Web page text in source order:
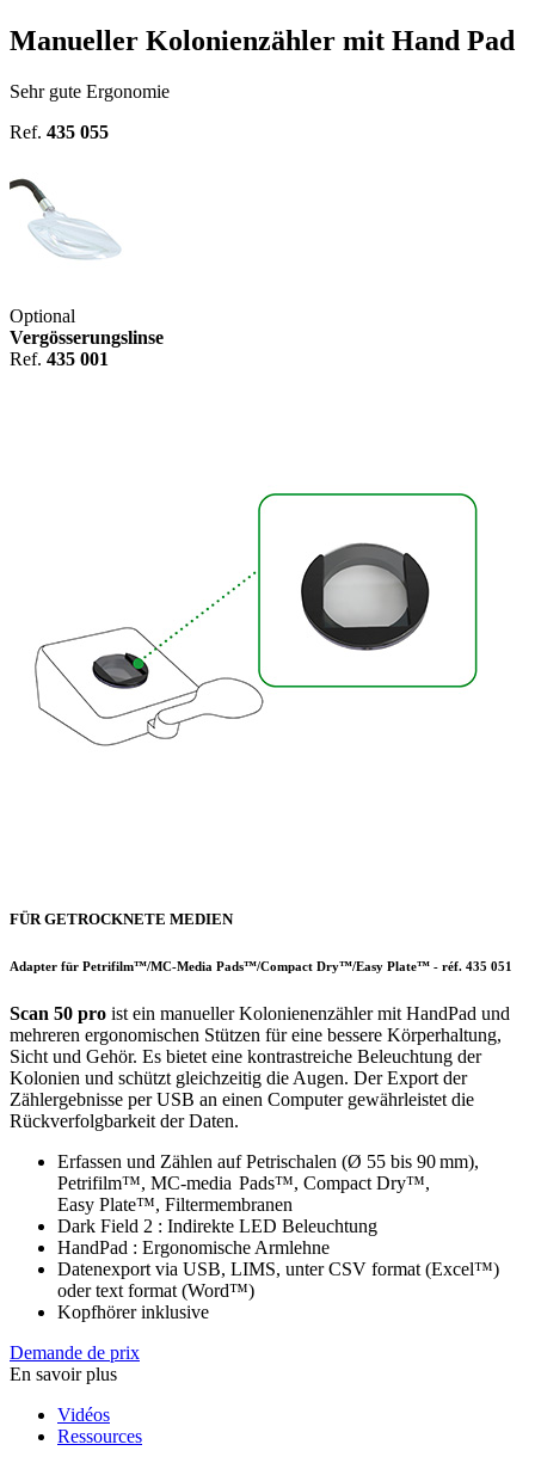
Manueller Kolonienzähler mit Hand Pad
Sehr gute Ergonomie
Ref. 435 055
Optional
Vergösserungslinse
Ref. 435 001
FÜR GETROCKNETE MEDIEN
Adapter für Petrifilm™/MC-Media Pads™/Compact Dry™/Easy Plate™ - réf. 435 051
Scan 50 pro ist ein manueller Kolonienenzähler mit HandPad und
mehreren ergonomischen Stützen für eine bessere Körperhaltung,
Sicht und Gehör. Es bietet eine kontrastreiche Beleuchtung der
Kolonien und schützt gleichzeitig die Augen. Der Export der
Zählergebnisse per USB an einen Computer gewährleistet die
Rückverfolgbarkeit der Daten.
Erfassen und Zählen auf Petrischalen (Ø 55 bis 90 mm),
Petrifilm™, MC‑media Pads™, Compact Dry™,
Easy Plate™, Filtermembranen
Dark Field 2 : Indirekte LED Beleuchtung
HandPad : Ergonomische Armlehne
Datenexport via USB, LIMS, unter CSV format (Excel™)
oder text format (Word™)
Kopfhörer inklusive
Demande de prix
En savoir plus
Vidéos
Ressources